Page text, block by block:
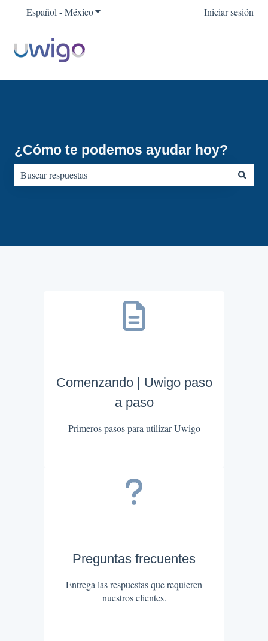
Español - MéxicoTraducciones de Mostrar submenú para
Iniciar sesión
¿Cómo te podemos ayudar hoy?
Comenzando | Uwigo paso
a paso
Primeros pasos para utilizar Uwigo
Preguntas frecuentes
Entrega las respuestas que requieren
nuestros clientes.